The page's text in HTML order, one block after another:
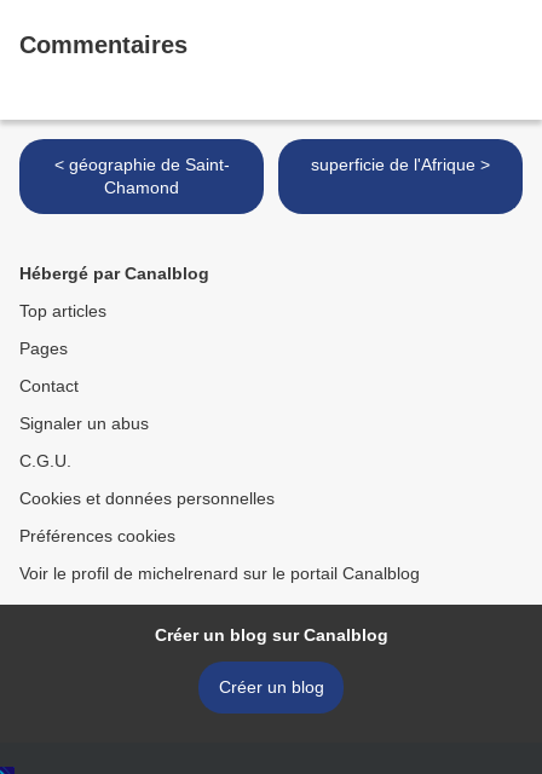
Commentaires
< géographie de Saint-
Chamond
superficie de l'Afrique >
Hébergé par Canalblog
Top articles
Pages
Contact
Signaler un abus
C.G.U.
Cookies et données personnelles
Préférences cookies
Voir le profil de michelrenard sur le portail Canalblog
Créer un blog sur Canalblog
Créer un blog